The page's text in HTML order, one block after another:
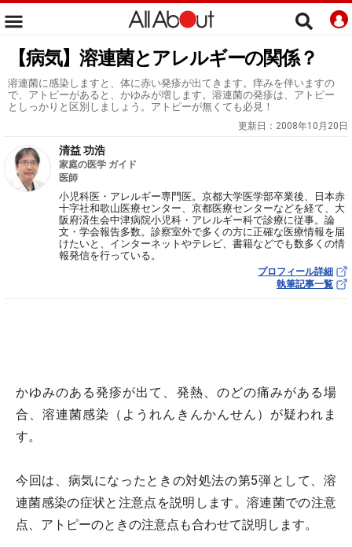
【病気】溶連菌とアレルギーの関係？
溶連菌に感染しますと、体に赤い発疹が出てきます。痒みを伴いますの
で、アトピーがあると、かゆみが増します。溶連菌の発疹は、アトピー
としっかりと区別しましょう。アトピーが無くても必見！
更新日： 2008年10月20日
清益 功浩
家庭の医学 ガイド
医師
小児科医・アレルギー専門医。京都大学医学部卒業後、日本赤
十字社和歌山医療センター、京都医療センターなどを経て、大
阪府済生会中津病院小児科・アレルギー科で診療に従事。論
文・学会報告多数。診察室外で多くの方に正確な医療情報を届
けたいと、インターネットやテレビ、書籍などでも数多くの情
報発信を行っている。
プロフィール詳細
執筆記事一覧
かゆみのある発疹が出て、発熱、のどの痛みがある場
合、溶連菌感染（ようれんきんかんせん）が疑われま
す。
今回は、病気になったときの対処法の第5弾として、溶
連菌感染の症状と注意点を説明します。溶連菌での注意
点、アトピーのときの注意点も合わせて説明します。